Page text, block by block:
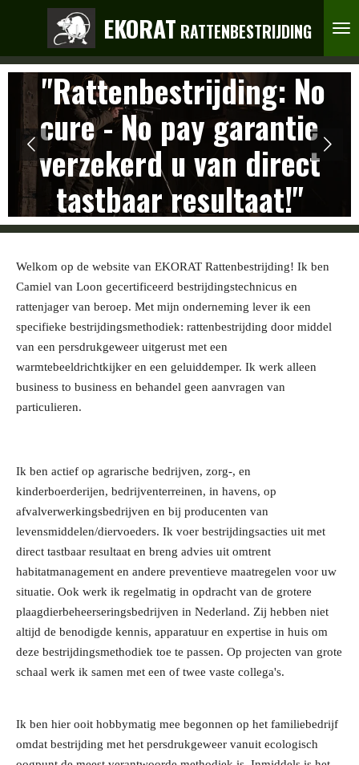
naar
hoofdinhoud
EKORAT RATTENBESTRIJDING
"Rattenbestrijding: No
cure - No pay garantie
verzekerd u van direct
tastbaar resultaat!"
Welkom op de website van EKORAT Rattenbestrijding! Ik ben
Camiel van Loon gecertificeerd bestrijdingstechnicus en
rattenjager van beroep. Met mijn onderneming lever ik een
specifieke bestrijdingsmethodiek: rattenbestrijding door middel
van een persdrukgeweer uitgerust met een
warmtebeeldrichtkijker en een geluiddemper. Ik werk alleen
business to business en behandel geen aanvragen van
particulieren.
Ik ben actief op agrarische bedrijven, zorg-, en
kinderboerderijen, bedrijventerreinen, in havens, op
afvalverwerkingsbedrijven en bij producenten van
levensmiddelen/diervoeders. Ik voer bestrijdingsacties uit met
direct tastbaar resultaat en breng advies uit omtrent
habitatmanagement en andere preventieve maatregelen voor uw
situatie. Ook werk ik regelmatig in opdracht van de grotere
plaagdierbeheerseringsbedrijven in Nederland. Zij hebben niet
altijd de benodigde kennis, apparatuur en expertise in huis om
deze bestrijdingsmethodiek toe te passen. Op projecten van grote
schaal werk ik samen met een of twee vaste collega's.
Ik ben hier ooit hobbymatig mee begonnen op het familiebedrijf
omdat bestrijding met het persdrukgeweer vanuit ecologisch